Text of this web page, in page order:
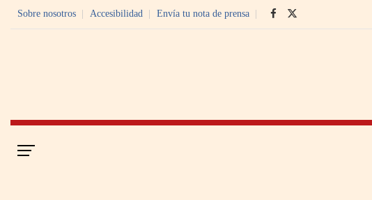
Sobre nosotros Accesibilidad Envía tu nota de prensa